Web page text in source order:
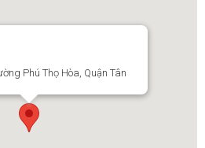
Phú Thọ Hòa, Quận Tân